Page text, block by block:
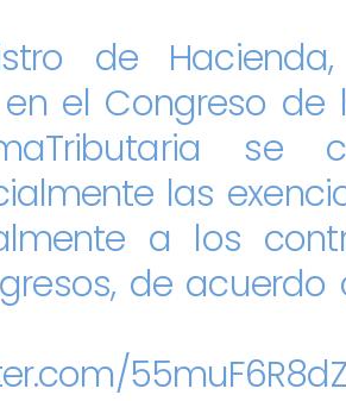
de Hacienda,
el Congreso
se
las
a los
de
55muF6R8dZ